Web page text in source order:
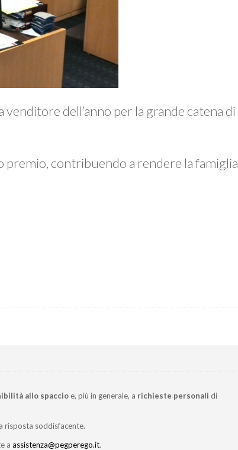
dell’anno per la grande catena di
premio, contribuendo a rendere la famiglia
allo spaccio e, più in generale, a richieste personali di
risposta soddisfacente.
aassistenza@pegperego.it.